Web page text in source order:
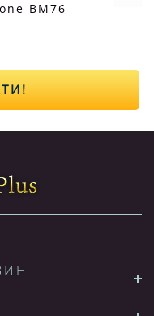
BM76